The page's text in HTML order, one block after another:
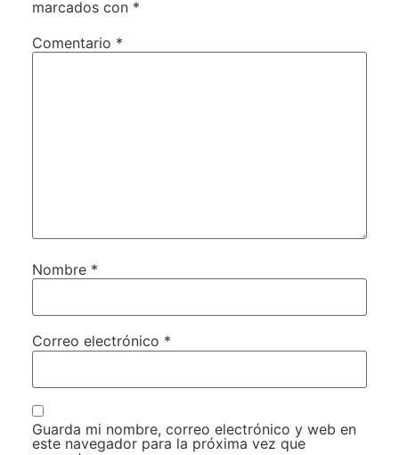
marcados con *
Comentario *
Nombre *
Correo electrónico *
Guarda mi nombre, correo electrónico y web en
este navegador para la próxima vez que